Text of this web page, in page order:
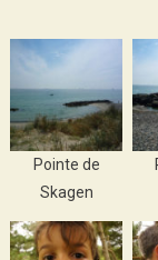
Pointe de
Skagen